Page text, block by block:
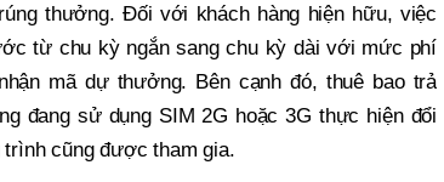
thưởng. Đối với khách hàng hiện hữu, việc
từ chu kỳ ngắn sang chu kỳ dài với mức phí
mã dự thưởng. Bên cạnh đó, thuê bao trả
đang sử dụng SIM 2G hoặc 3G thực hiện đổi
cũng được tham gia.